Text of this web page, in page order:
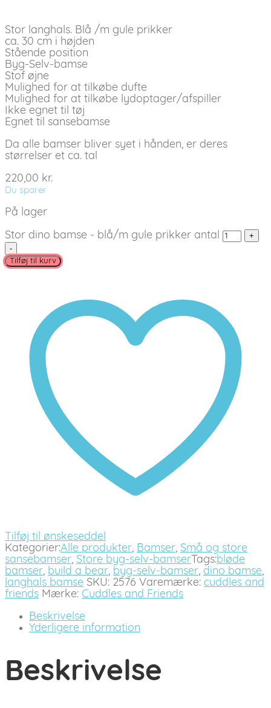
Stor langhals. Blå /m gule prikker
ca. 30 cm i højden
Stående position
Byg-Selv-bamse
Stof øjne
Mulighed for at tilkøbe dufte
Mulighed for at tilkøbe lydoptager/afspiller
Ikke egnet til tøj
Egnet til sansebamse
Da alle bamser bliver syet i hånden, er deres
størrelser et ca. tal
220,00 kr.
Du sparer
På lager
Stor dino bamse - blå/m gule prikker antal
Tilføj til kurv
Tilføj til ønskeseddel
Kategorier:Alle produkter, Bamser, Små og store
sansebamser, Store byg-selv-bamser Tags:bløde
bamser, build a bear, byg-selv-bamser, dino bamse,
langhals bamse SKU: 2576 Varemærke: cuddles and
friends Mærke: Cuddles and Friends
Beskrivelse
Yderligere information
Beskrivelse